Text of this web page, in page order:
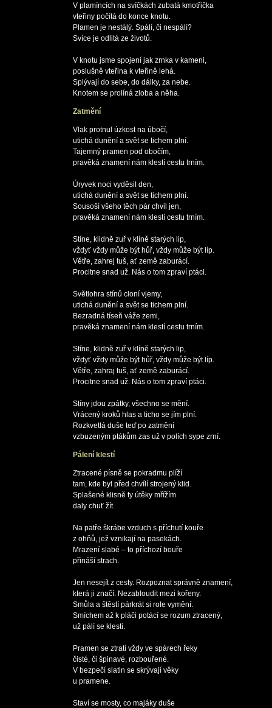
V plamíncích na svíčkách zubatá kmotřička
vteřiny počítá do konce knotu.
Plamen je nestálý. Spálí, či nespálí?
Svíce je odlitá ze životů.
V knotu jsme spojení jak zrnka v kameni,
poslušně vteřina k vteřině lehá.
Splývají do sebe, do dálky, za nebe.
Zatmění
Vlak protnul úzkost na úbočí,
utichá dunění a svět se tichem plní.
Tajemný pramen pod obočím,
pravěká znamení nám klestí cestu trním.
Úryvek noci vyděsil den,
utichá dunění a svět se tichem plní.
Sousoší všeho těch pár chvil jen,
pravěká znamení nám klestí cestu trním.
Stíne, klidně zuř v klíně starých lip,
vždyť vždy může být hůř, vždy může být líp.
Větře, zahrej tuš, ať země zaburácí.
Procitne snad už. Nás o tom zpraví ptáci.
Světlohra stínů cloní vjemy,
utichá dunění a svět se tichem plní.
Bezradná tíseň váže zemi,
pravěká znamení nám klestí cestu trním.
Stíne, klidně zuř v klíně starých lip,
vždyť vždy může být hůř, vždy může být líp.
Větře, zahraj tuš, ať země zaburácí.
Procitne snad už. Nás o tom zpraví ptáci.
Stíny jdou zpátky, všechno se mění.
Vrácený kroků hlas a ticho se jím plní.
Rozkvetlá duše teď po zatmění
Pálení klestí
Ztracené písně se pokradmu plíží
tam, kde byl před chvílí strojený klid.
Splašené klisně ty útěky mřížím
daly chuť žít.
Na patře škrábe vzduch s příchutí kouře
z ohňů, jež vznikají na pasekách.
Mrazení slabé – to příchozí bouře
přináší strach.
Jen nesejít z cesty. Rozpoznat správně znamení,
která ji značí. Nezabloudit mezi kořeny.
Smůla a štěstí párkrát si role vymění.
Smíchem až k pláči potácí se rozum ztracený,
už pálí se klestí.
Pramen se ztratí vždy ve spárech řeky
čisté, či špinavé, rozbouřené.
V bezpečí slatin se skrývají věky
u pramene.
Staví se mosty, co majáky duše